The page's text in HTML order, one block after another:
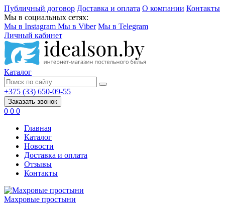
Публичный договор Доставка и оплата О компании Контакты
Мы в социальных сетях:
Мы в Instagram Мы в Viber Мы в Telegram
Личный кабинет
Каталог
+375 (33) 650-09-55
Заказать звонок
0 0 0
Главная
Каталог
Новости
Доставка и оплата
Отзывы
Контакты
Махровые простыни